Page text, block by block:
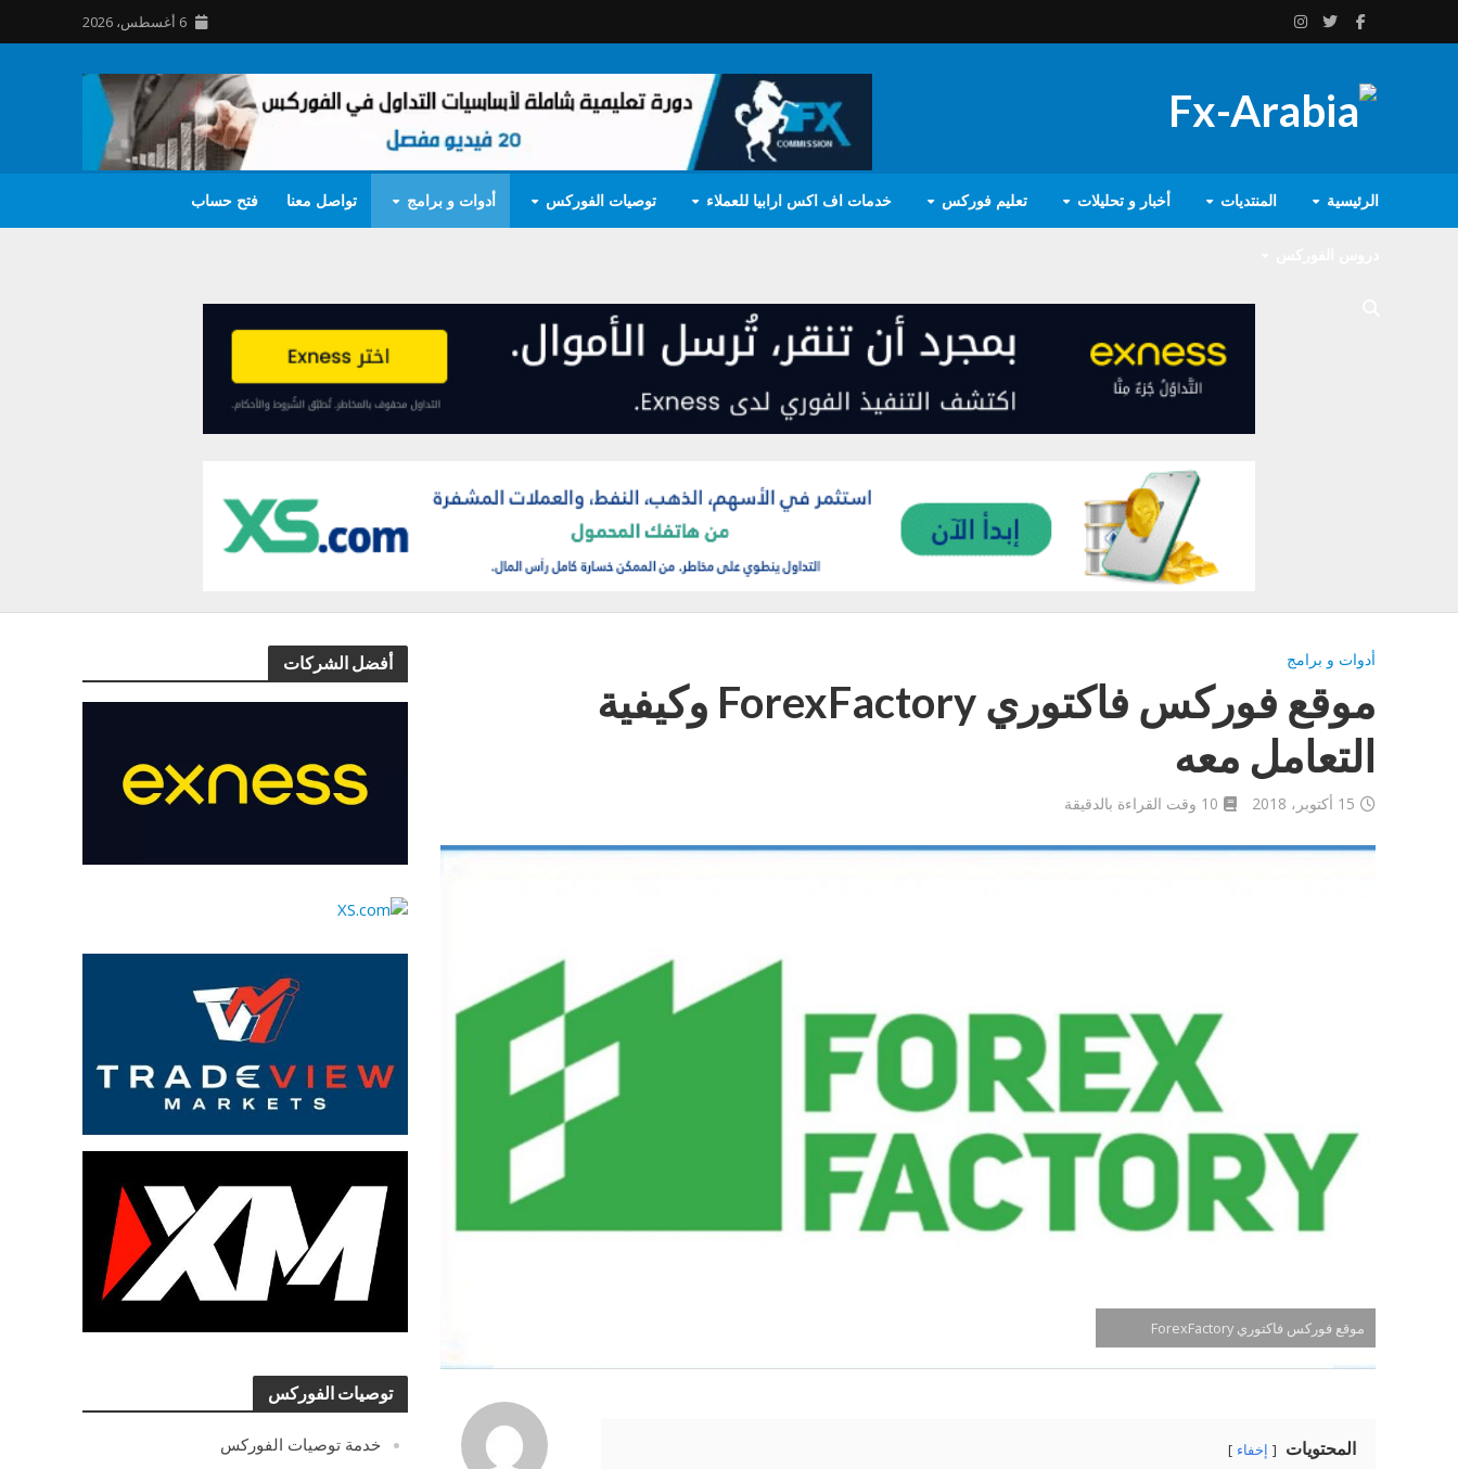
6 أغسطس، 2026
الرئيسية المنتديات أخبار و تحليلات تعليم فوركس خدمات اف اكس ارابيا للعملاء توصيات الفوركس أدوات و برامج تواصل معنا فتح حساب
أفضل الشركات
توصيات الفوركس
خدمة توصيات الفوركس
أدوات و برامج
موقع فوركس فاكتوري ForexFactory وكيفية
التعامل معه
15 أكتوبر، 2018 10 وقت القراءة بالدقيقة
موقع فوركس فاكتوري ForexFactory
المحتويات إخفاء